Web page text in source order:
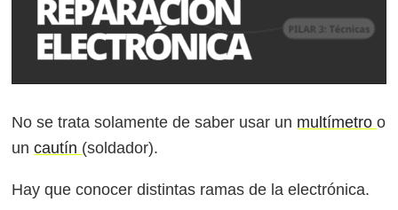
No se trata solamente de saber usar un multímetroo
uncautín (soldador).
Hay que conocer distintas ramas de la electrónica.